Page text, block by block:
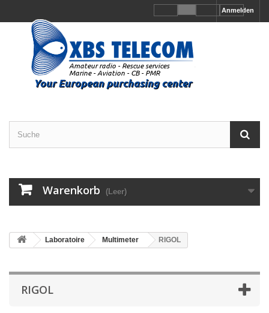
Anmelden
Warenkorb (Leer)
Laboratoire Multimeter RIGOL
RIGOL